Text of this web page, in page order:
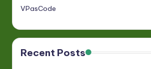
VPasCode
Recent Posts